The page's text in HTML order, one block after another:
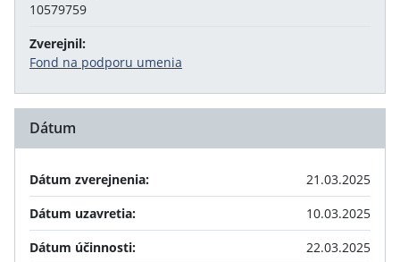
10579759
Zverejnil:
Fond na podporu umenia
Dátum
Dátum zverejnenia:
21.03.2025
Dátum uzavretia:
10.03.2025
Dátum účinnosti:
22.03.2025